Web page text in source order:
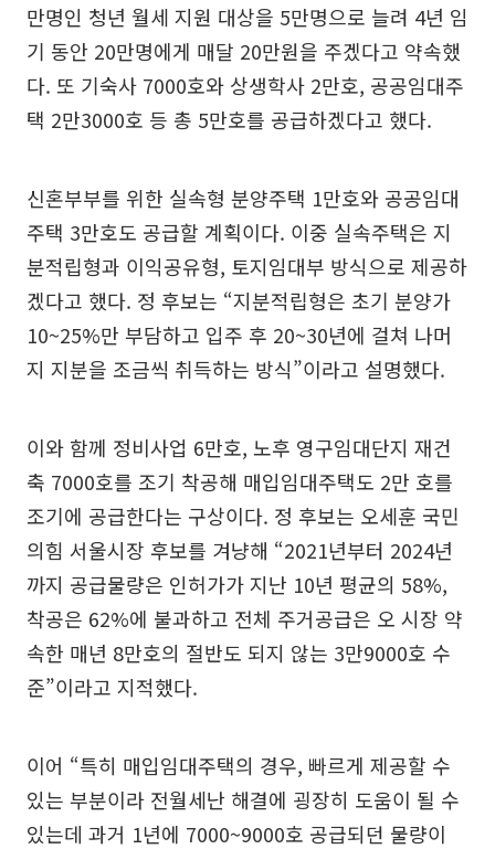
만명인 청년 월세 지원 대상을 5만명으로 늘려 4년 임
기 동안 20만명에게 매달 20만원을 주겠다고 약속했
다. 또 기숙사 7000호와 상생학사 2만호, 공공임대주
택 2만3000호 등 총 5만호를 공급하겠다고 했다.
신혼부부를 위한 실속형 분양주택 1만호와 공공임대
주택 3만호도 공급할 계획이다. 이중 실속주택은 지
분적립형과 이익공유형, 토지임대부 방식으로 제공하
겠다고 했다. 정 후보는 “지분적립형은 초기 분양가
10~25%만 부담하고 입주 후 20~30년에 걸쳐 나머
지 지분을 조금씩 취득하는 방식”이라고 설명했다.
이와 함께 정비사업 6만호, 노후 영구임대단지 재건
축 7000호를 조기 착공해 매입임대주택도 2만 호를
조기에 공급한다는 구상이다. 정 후보는 오세훈 국민
의힘 서울시장 후보를 겨냥해 “2021년부터 2024년
까지 공급물량은 인허가가 지난 10년 평균의 58%,
착공은 62%에 불과하고 전체 주거공급은 오 시장 약
속한 매년 8만호의 절반도 되지 않는 3만9000호 수
준”이라고 지적했다.
이어 “특히 매입임대주택의 경우, 빠르게 제공할 수
있는 부분이라 전월세난 해결에 굉장히 도움이 될 수
있는데 과거 1년에 7000~9000호 공급되던 물량이